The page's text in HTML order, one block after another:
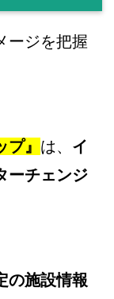
ージを把握
』 は、 イ
ーチェンジ
の施設情報